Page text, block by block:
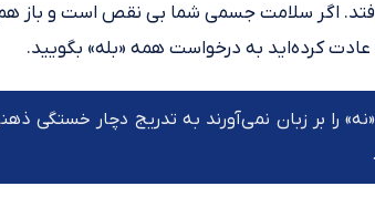
اگر سلامت جسمی شما بی نقص است و باز
کرده‌اید به درخواست همه «بله» بگویید.
را بر زبان نمی‌آورند به تدریج دچار خستگی